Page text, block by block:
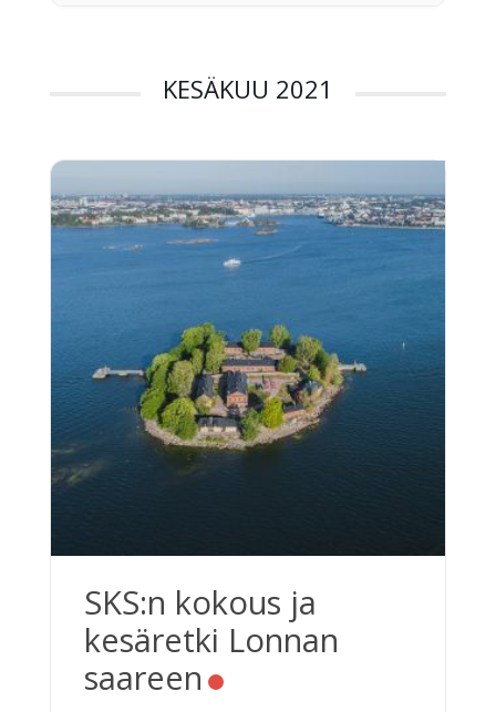
KESÄKUU 2021
SKS:n kokous ja
kesäretki Lonnan
saareen